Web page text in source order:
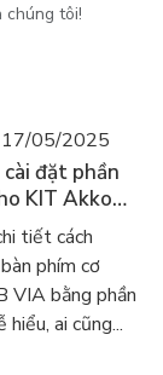
chúng tôi!
17/05/2025
đặt phần
KIT Akko
tiết cách
phím cơ
VIA bằng phần
ai cũng...